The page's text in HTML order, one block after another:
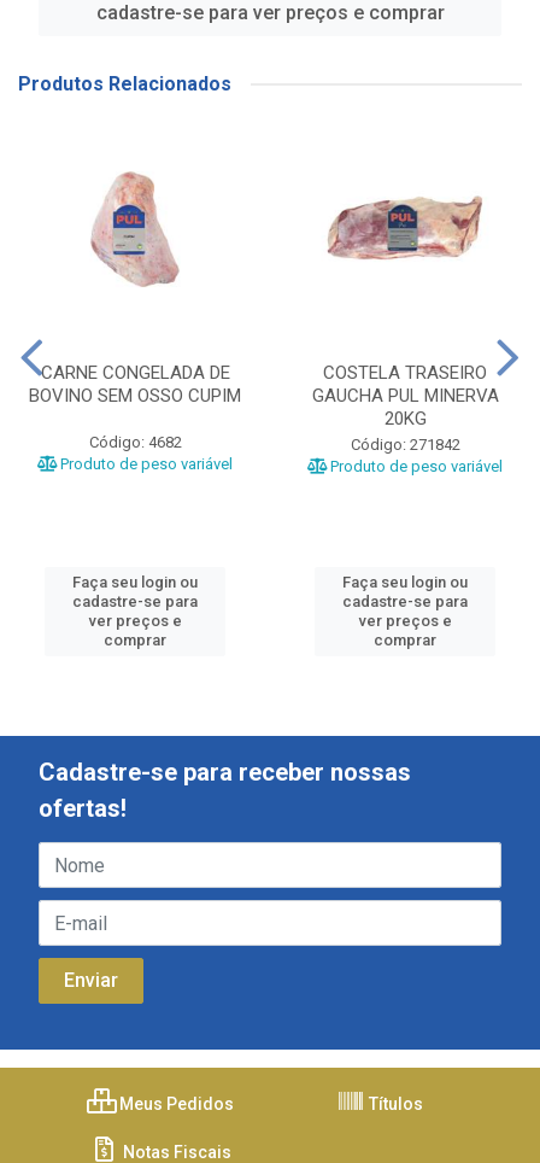
cadastre-se para ver preços e comprar
Produtos Relacionados
CARNE CONGELADA DE
BOVINO SEM OSSO CUPIM
Código: 4682
Produto de peso variável
Faça seu login ou
cadastre-se para
ver preços e
comprar
COSTELA TRASEIRO
GAUCHA PUL MINERVA
20KG
Código: 271842
Produto de peso variável
Faça seu login ou
cadastre-se para
ver preços e
comprar
Cadastre-se para receber nossas
ofertas!
Meus Pedidos Títulos
Notas Fiscais